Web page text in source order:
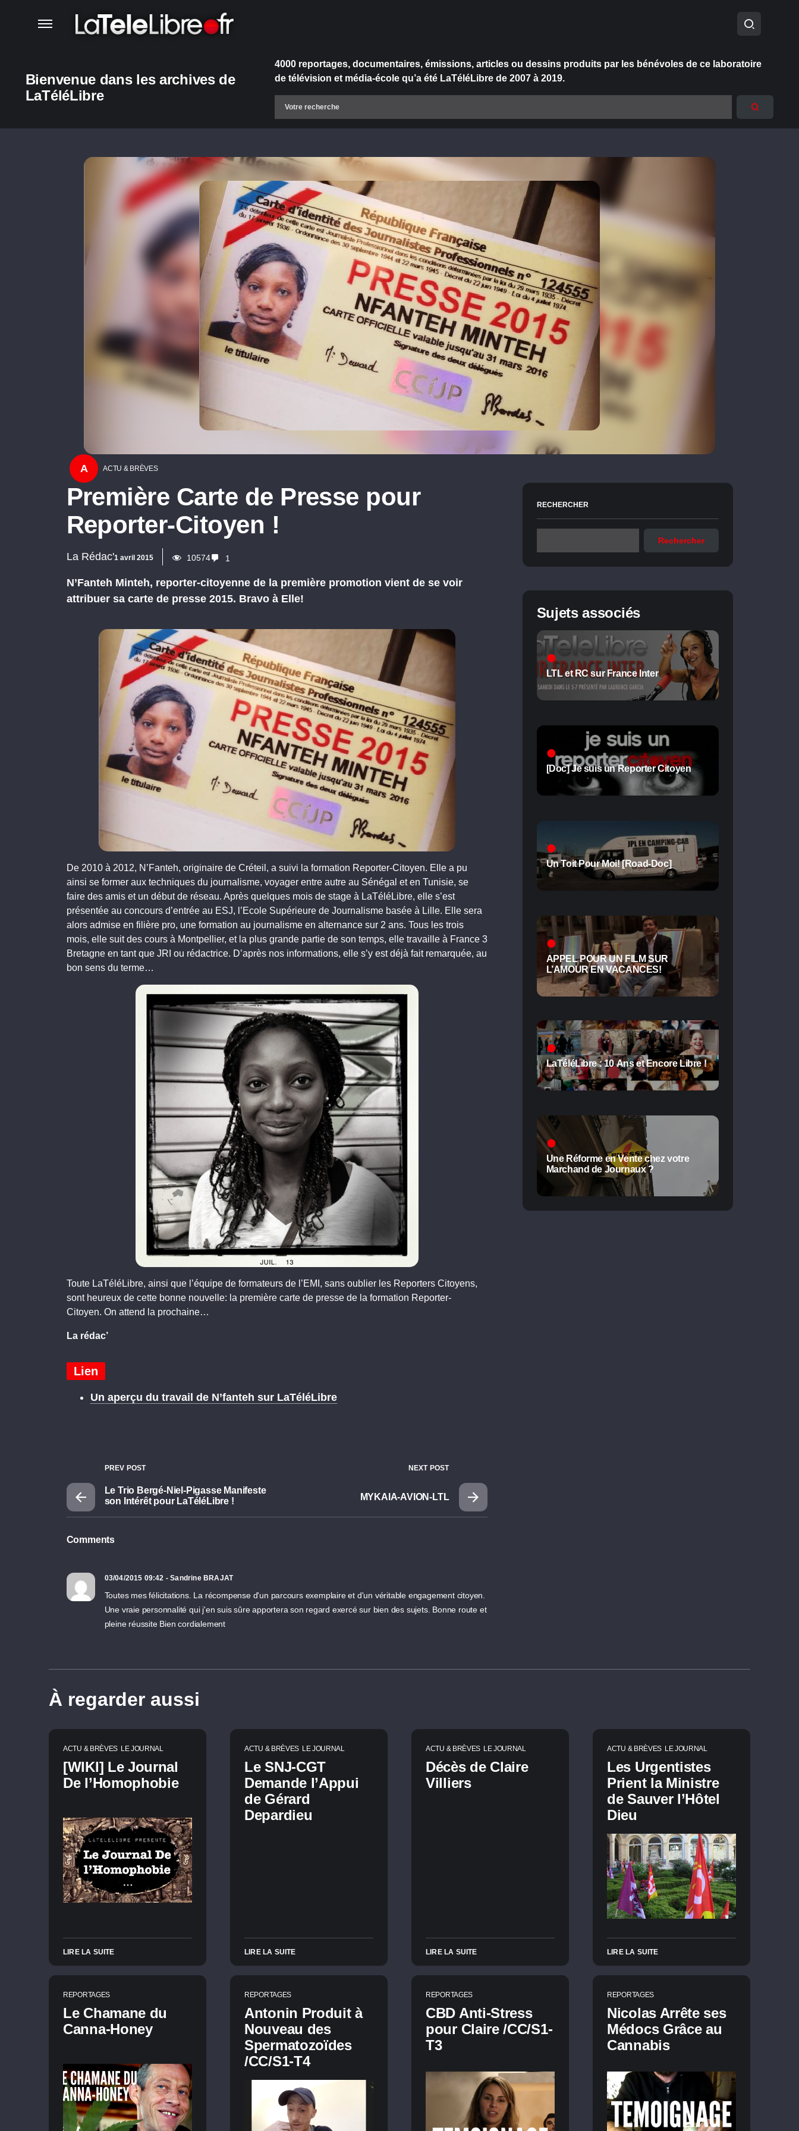
Bienvenue dans les archives de
LaTéléLibre
4000 reportages, documentaires, émissions, articles ou dessins produits par les bénévoles de ce laboratoire
de télévision et média-école qu’a été LaTéléLibre de 2007 à 2019.
A ACTU & BRÈVES
Première Carte de Presse pour
Reporter-Citoyen !
La Rédac'1 avril 2015 10574 1
N’Fanteh Minteh, reporter-citoyenne de la première promotion vient de se voir
attribuer sa carte de presse 2015. Bravo à Elle!
De 2010 à 2012, N’Fanteh, originaire de Créteil, a suivi la formation Reporter-Citoyen. Elle a pu
ainsi se former aux techniques du journalisme, voyager entre autre au Sénégal et en Tunisie, se
faire des amis et un début de réseau. Après quelques mois de stage à LaTéléLibre, elle s’est
présentée au concours d’entrée au ESJ, l’Ecole Supérieure de Journalisme basée à Lille. Elle sera
alors admise en filière pro, une formation au journalisme en alternance sur 2 ans. Tous les trois
mois, elle suit des cours à Montpellier, et la plus grande partie de son temps, elle travaille à France 3
Bretagne en tant que JRI ou rédactrice. D’après nos informations, elle s’y est déjà fait remarquée, au
bon sens du terme…
Toute LaTéléLibre, ainsi que l’équipe de formateurs de l’EMI, sans oublier les Reporters Citoyens,
sont heureux de cette bonne nouvelle: la première carte de presse de la formation Reporter-
Citoyen. On attend la prochaine…
La rédac’
Lien
Un aperçu du travail de N’fanteh sur LaTéléLibre
PREV POST
Le Trio Bergé-Niel-Pigasse Manifeste
son Intérêt pour LaTéléLibre !
NEXT POST
MYKAIA-AVION-LTL
Comments
03/04/2015 09:42 - Sandrine BRAJAT
Toutes mes félicitations. La récompense d'un parcours exemplaire et d'un véritable engagement citoyen.
Une vraie personnalité qui j'en suis sûre apportera son regard exercé sur bien des sujets. Bonne route et
pleine réussite Bien cordialement
RECHERCHER
Rechercher
Sujets associés
LTL et RC sur France Inter
[Doc] Je suis un Reporter Citoyen
Un Toit Pour Moi! [Road-Doc]
APPEL POUR UN FILM SUR
L’AMOUR EN VACANCES!
LaTéléLibre : 10 Ans et Encore Libre !
Une Réforme en Vente chez votre
Marchand de Journaux ?
À regarder aussi
ACTU & BRÈVES LE JOURNAL
[WIKI] Le Journal
De l’Homophobie
LIRE LA SUITE
ACTU & BRÈVES LE JOURNAL
Le SNJ-CGT
Demande l’Appui
de Gérard
Depardieu
LIRE LA SUITE
ACTU & BRÈVES LE JOURNAL
Décès de Claire
Villiers
LIRE LA SUITE
ACTU & BRÈVES LE JOURNAL
Les Urgentistes
Prient la Ministre
de Sauver l’Hôtel
Dieu
LIRE LA SUITE
REPORTAGES
Le Chamane du
Canna-Honey
REPORTAGES
Antonin Produit à
Nouveau des
Spermatozoïdes
/CC/S1-T4
REPORTAGES
CBD Anti-Stress
pour Claire /CC/S1-
T3
REPORTAGES
Nicolas Arrête ses
Médocs Grâce au
Cannabis